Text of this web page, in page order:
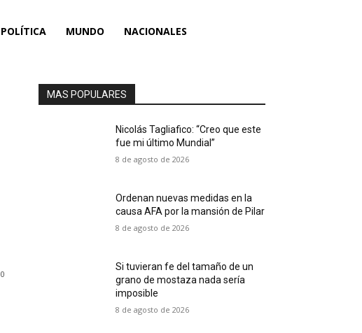
POLÍTICA MUNDO NACIONALES
0
MAS POPULARES
Nicolás Tagliafico: “Creo que este
fue mi último Mundial”
8 de agosto de 2026
Ordenan nuevas medidas en la
causa AFA por la mansión de Pilar
8 de agosto de 2026
Si tuvieran fe del tamaño de un
grano de mostaza nada sería
imposible
8 de agosto de 2026